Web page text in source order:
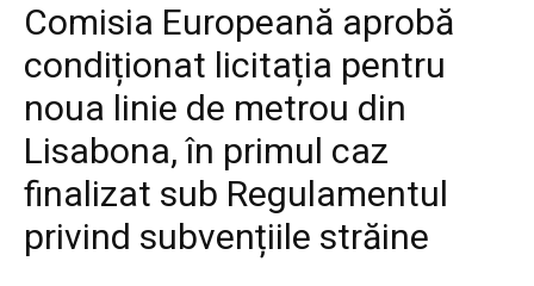
Comisia Europeană aprobă
condiționat licitația pentru
noua linie de metrou din
Lisabona, în primul caz
finalizat sub Regulamentul
privind subvențiile străine